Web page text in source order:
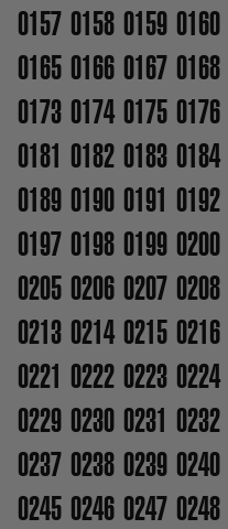
0157 0158 0159 0160
0165 0166 0167 0168
0173 0174 0175 0176
0181 0182 0183 0184
0189 0190 0191 0192
0197 0198 0199 0200
0205 0206 0207 0208
0213 0214 0215 0216
0221 0222 0223 0224
0229 0230 0231 0232
0237 0238 0239 0240
0245 0246 0247 0248